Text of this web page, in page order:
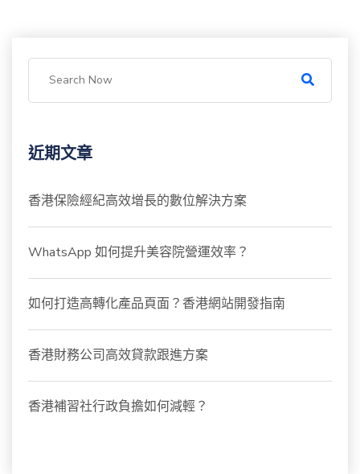
近期文章
香港保險經紀高效增長的數位解決方案
WhatsApp 如何提升美容院營運效率？
如何打造高轉化產品頁面？香港網站開發指南
香港財務公司高效貸款跟進方案
香港補習社行政負擔如何減輕？